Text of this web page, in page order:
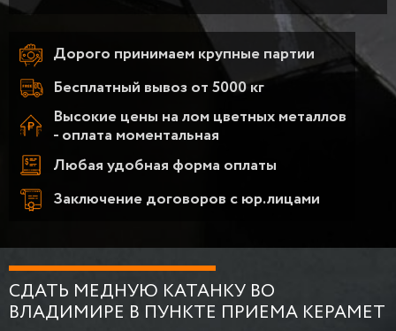
Дорого принимаем крупные партии
Бесплатный вывоз от 5000 кг
Высокие цены на лом цветных металлов
- оплата моментальная
Любая удобная форма оплаты
Заключение договоров с юр.лицами
СДАТЬ МЕДНУЮ КАТАНКУ ВО
ВЛАДИМИРЕ В ПУНКТЕ ПРИЕМА КЕРАМЕТ